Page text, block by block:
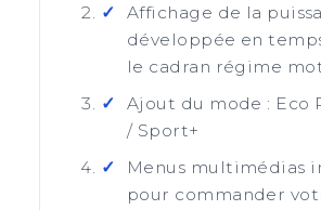
Affichage de la
développée en
le cadran régime
Ajout du mode : Eco
/ Sport+
Menus multimédias
pour commander